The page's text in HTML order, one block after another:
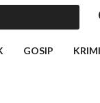
GOSIP